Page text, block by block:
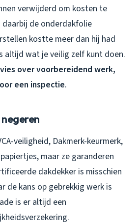
verwijderd om kosten te
daarbij de onderdakfolie
kostte meer dan hij had
altijd wat je veilig zelf kunt doen.
over voorbereidend werk,
een inspectie.
veiligheid, Dakmerk-keurmerk,
maar ze garanderen
dakdekker is misschien
de kans op gebrekkig werk is
is er altijd een